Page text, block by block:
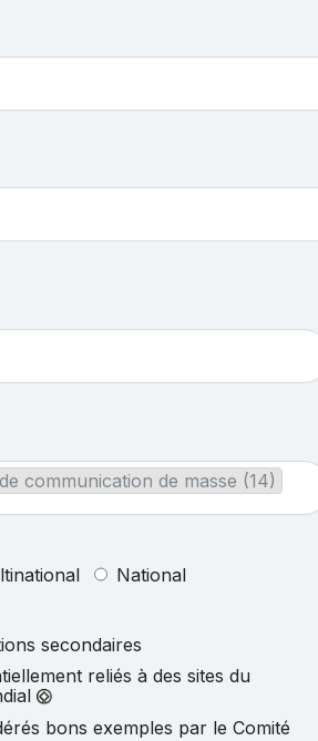
communication de masse (14)
National
secondaires
reliés à des sites du
bons exemples par le Comité